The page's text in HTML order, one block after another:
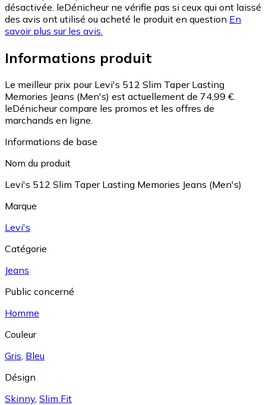
désactivée. leDénicheur ne vérifie pas si ceux qui ont laissé
des avis ont utilisé ou acheté le produit en question En
savoir plus sur les avis.
Informations produit
Le meilleur prix pour Levi's 512 Slim Taper Lasting
Memories Jeans (Men's) est actuellement de 74,99 €.
leDénicheur compare les promos et les offres de
marchands en ligne.
Informations de base
Nom du produit
Levi's 512 Slim Taper Lasting Memories Jeans (Men's)
Marque
Levi's
Catégorie
Jeans
Public concerné
Homme
Couleur
Gris Bleu
Désign
Skinny, Slim Fit